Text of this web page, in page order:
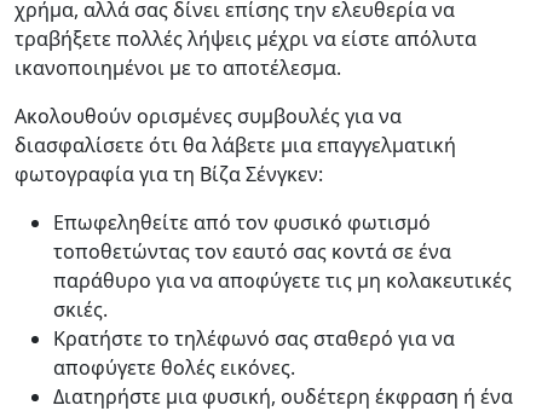
χρήμα, αλλά σας δίνει επίσης την ελευθερία να
τραβήξετε πολλές λήψεις μέχρι να είστε απόλυτα
ικανοποιημένοι με το αποτέλεσμα.
Ακολουθούν ορισμένες συμβουλές για να
διασφαλίσετε ότι θα λάβετε μια επαγγελματική
φωτογραφία για τη Βίζα Σένγκεν:
Επωφεληθείτε από τον φυσικό φωτισμό
τοποθετώντας τον εαυτό σας κοντά σε ένα
παράθυρο για να αποφύγετε τις μη κολακευτικές
σκιές.
Κρατήστε το τηλέφωνό σας σταθερό για να
αποφύγετε θολές εικόνες.
Διατηρήστε μια φυσική, ουδέτερη έκφραση ή ένα